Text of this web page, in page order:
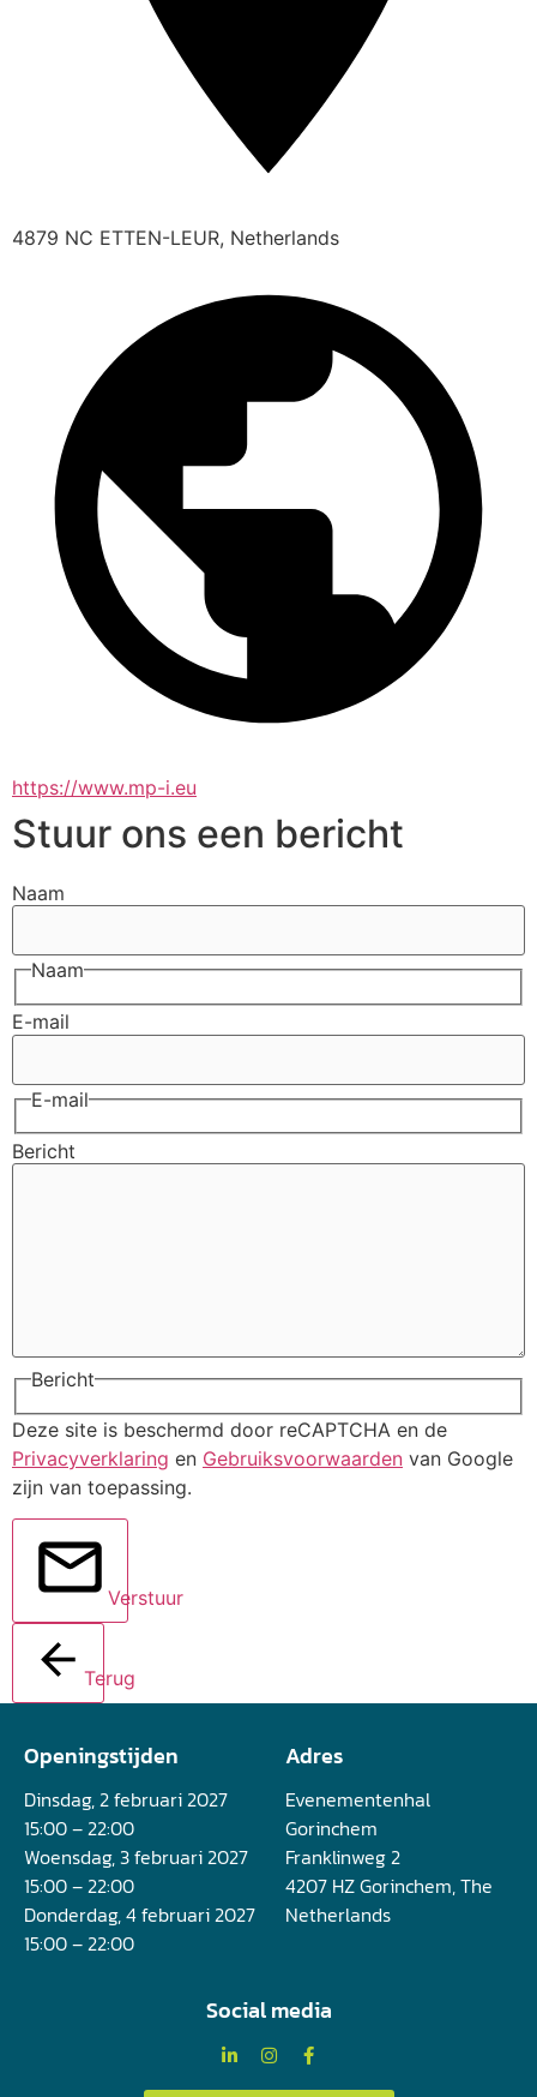
4879 NC ETTEN-LEUR, Netherlands
https://www.mp-i.eu
Stuur ons een bericht
Naam
Naam
E-mail
E-mail
Bericht
Bericht
Deze site is beschermd door reCAPTCHA en de
Privacyverklaring en Gebruiksvoorwaarden van Google
zijn van toepassing.
Verstuur
Terug
Openingstijden
Dinsdag, 2 februari 2027
15:00 – 22:00
Woensdag, 3 februari 2027
15:00 – 22:00
Donderdag, 4 februari 2027
15:00 – 22:00
Adres
Evenementenhal
Gorinchem
Franklinweg 2
4207 HZ Gorinchem, The
Netherlands
Social media